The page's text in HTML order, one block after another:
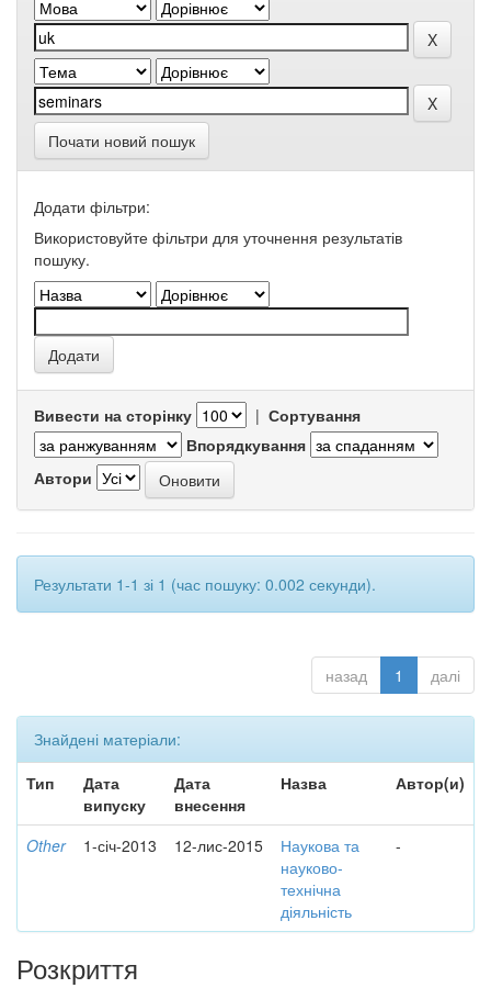
Почати новий пошук
Додати фільтри:
Використовуйте фільтри для уточнення результатів
пошуку.
Вивести на сторінку | Сортування
Впорядкування
Автори
Результати 1-1 зі 1 (час пошуку: 0.002 секунди).
назад 1 далі
Знайдені матеріали:
Тип
Дата
випуску
Дата
внесення
Назва Автор(и)
Other 1-січ-2013 12-лис-2015
Наукова та
науково-
технічна
діяльність
-
Розкриття